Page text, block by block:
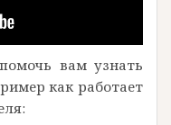
вам узнать
как работает